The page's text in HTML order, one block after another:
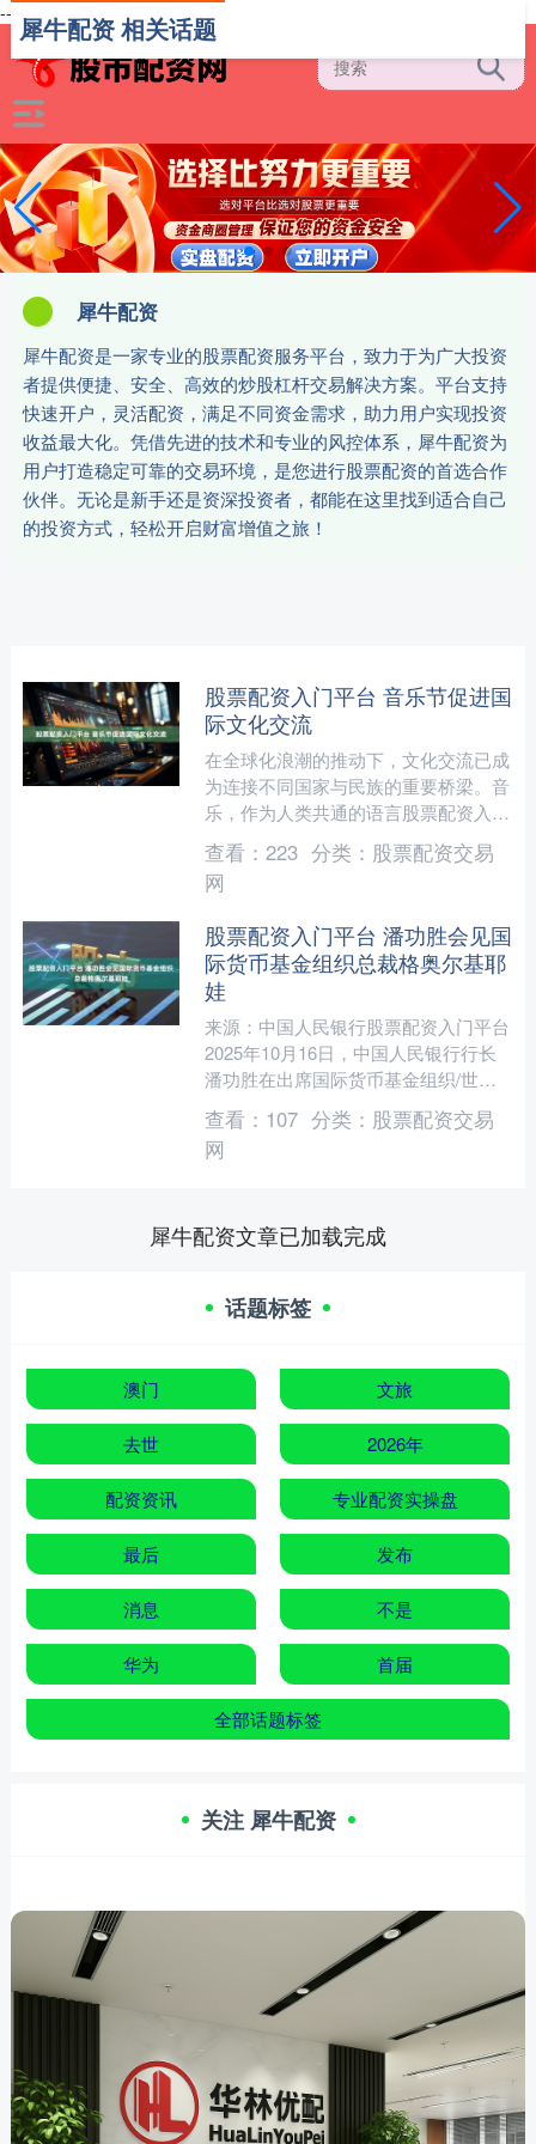
-->
犀牛配资
犀牛配资是一家专业的股票配资服务平台，致力于为广大投资
者提供便捷、安全、高效的炒股杠杆交易解决方案。平台支持
快速开户，灵活配资，满足不同资金需求，助力用户实现投资
收益最大化。凭借先进的技术和专业的风控体系，犀牛配资为
用户打造稳定可靠的交易环境，是您进行股票配资的首选合作
伙伴。无论是新手还是资深投资者，都能在这里找到适合自己
的投资方式，轻松开启财富增值之旅！
犀牛配资 相关话题
股票配资入门平台 音乐节促进国
际文化交流
在全球化浪潮的推动下，文化交流已成
为连接不同国家与民族的重要桥梁。音
乐，作为人类共通的语言股票配资入门
平台，以其无国界的魅力，在促进国际
文化交流中扮演着举足轻重....
查看： 223 分类： 股票配资交易
网
股票配资入门平台 潘功胜会见国
际货币基金组织总裁格奥尔基耶
娃
来源：中国人民银行股票配资入门平台
2025年10月16日，中国人民银行行长
潘功胜在出席国际货币基金组织/世界
银行年会期间会见了国际货币基金组织
（以下简称基金组....
查看： 107 分类： 股票配资交易
网
犀牛配资文章已加载完成
话题标签
澳门 文旅
去世 2026年
配资资讯 专业配资实操盘
最后 发布
消息 不是
华为 首届
全部话题标签
关注 犀牛配资